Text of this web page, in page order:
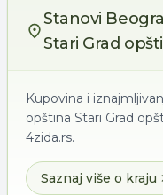
Stanovi
Stari Grad
Kupovina i
opština Stari Grad
4zida.rs.
Saznaj više o kraju